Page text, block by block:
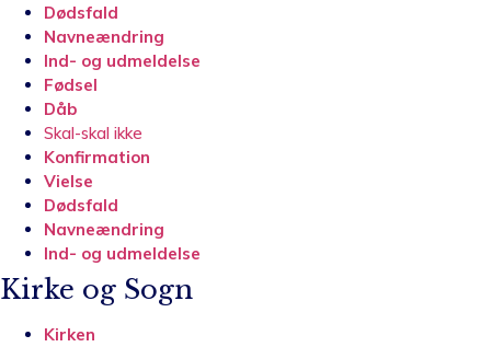
Dødsfald
Navneændring
Ind- og udmeldelse
Fødsel
Dåb
Skal-skal ikke
Konfirmation
Vielse
Dødsfald
Navneændring
Ind- og udmeldelse
Kirke og Sogn
Kirken